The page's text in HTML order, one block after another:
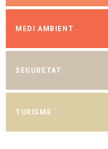
MEDI AMBIENT
SEGURETAT
TURISME